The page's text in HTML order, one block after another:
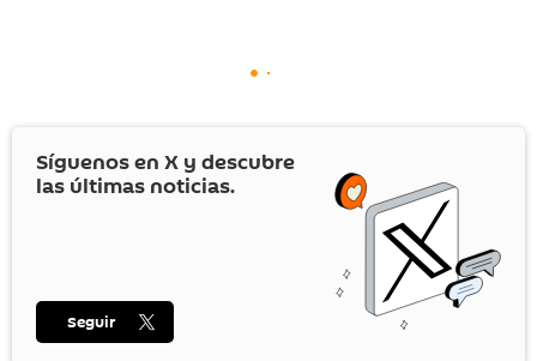
Síguenos en X y descubre
las últimas noticias.
Seguir